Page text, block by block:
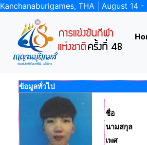
Kanchanaburigames, THA | August 14
ข้อมูลทั่วไป
ชื่อ
นามสกุล
เพศ